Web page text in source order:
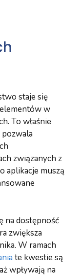
staje się
w
To właśnie
związanych z
aplikacje muszą
na dostępność
zwiększa
W ramach
te kwestie są
wpływają na